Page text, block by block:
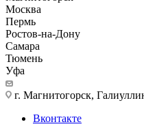
Москва
Пермь
Ростов-на-Дону
Самара
Тюмень
Уфа
г. Магнитогорск,
Вконтакте